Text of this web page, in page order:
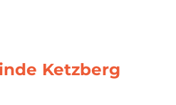
Ketzberg